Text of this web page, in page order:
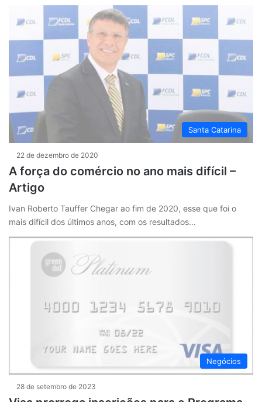
Santa Catarina
22 de dezembro de 2020
A força do comércio no ano mais difícil –
Artigo
Ivan Roberto Tauffer Chegar ao fim de 2020, esse que foi o
mais difícil dos últimos anos, com os resultados…
Negócios
28 de setembro de 2023